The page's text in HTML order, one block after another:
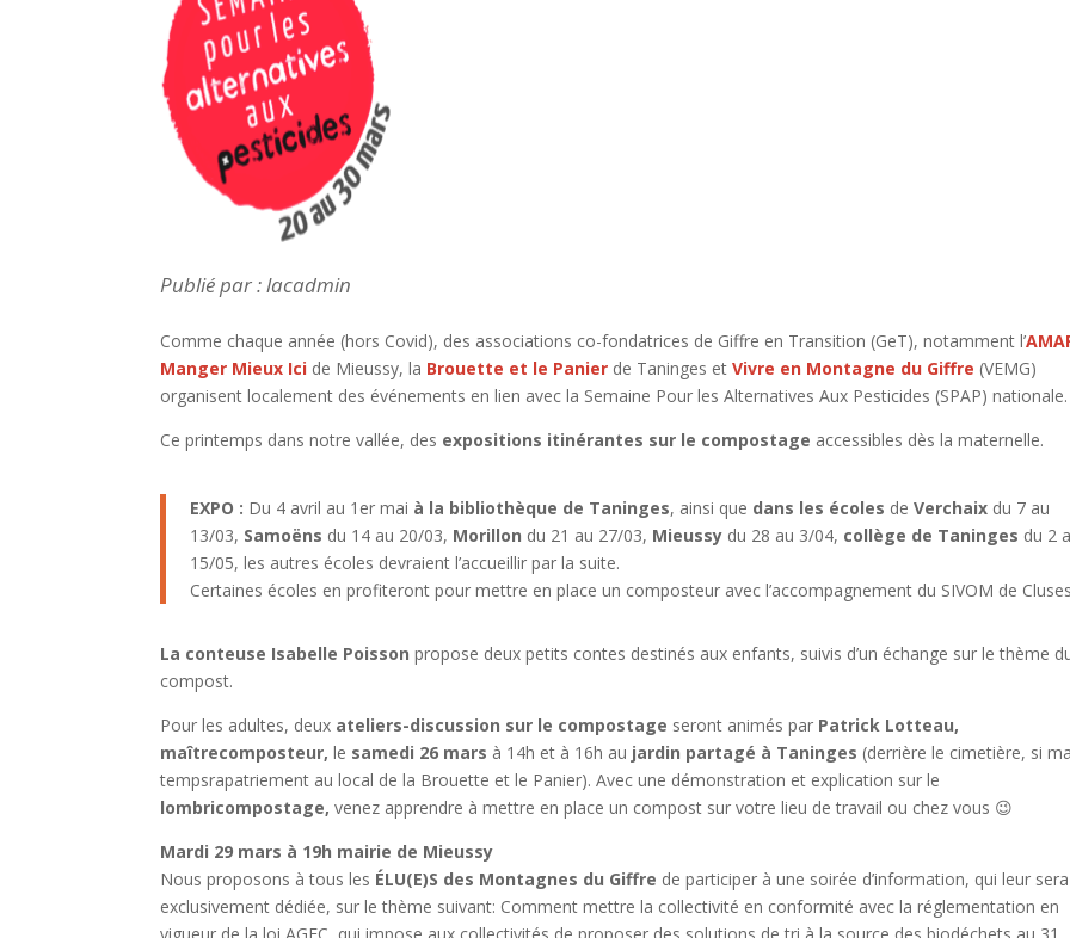
Publié par : lacadmin
Comme chaque année (hors Covid), des associations co-fondatrices de Giffre en Transition (GeT), notamment l’
Manger Mieux Ici de Mieussy, la Brouette et le Panier de Taninges etVivre en Montagne du Giffre (VEMG)
organisent localement des événements en lien avec la Semaine Pour les Alternatives Aux Pesticides (SPAP) nationale.
Ce printemps dans notre vallée, des expositions itinérantes sur le compostage accessibles dès la maternelle.
EXPO : Du 4 avril au 1er mai à la bibliothèque de Taninges, ainsi que dans les écoles deVerchaix du 7 au
13/03, Samoëns du 14 au 20/03, Morillon du 21 au 27/03, Mieussy du 28 au 3/04, collège de Taninges du 2
15/05, les autres écoles devraient l’accueillir par la suite.
Certaines écoles en profiteront pour mettre en place un composteur avec l’accompagnement du SIVOM de
La conteuse Isabelle Poissonpropose deux petits contes destinés aux enfants, suivis d’un échange sur le thème
compost.
Pour les adultes, deux ateliers-discussion sur le compostage seront animés par Patrick Lotteau,
maîtrecomposteur,le samedi 26 mars à 14h et à 16h au jardin partagé à Taninges (derrière le cimetière, si
tempsrapatriement au local de la Brouette et le Panier). Avec une démonstration et explication sur le
lombricompostage,venez apprendre à mettre en place un compost sur votre lieu de travail ou chez vous 😉
Mardi 29 mars à 19h mairie de Mieussy
Nous proposons à tous les ÉLU(E)S des Montagnes du Giffre de participer à une soirée d’information, qui leur sera
exclusivement dédiée, sur le thème suivant: Comment mettre la collectivité en conformité avec la réglementation en